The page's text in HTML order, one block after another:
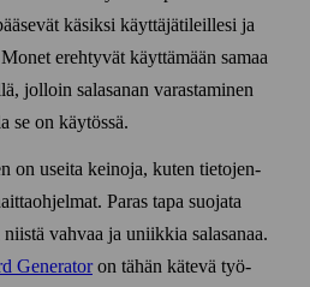
käsiksi käyttäjä­tileillesi ja
erehtyvät käyttämään samaa
jolloin sala­sanan varastaminen
se on käytössä.
on useita keinoja, kuten tietojen­
Paras tapa suojata
vahvaa ja uniikkia sala­sanaa.
Generatoron tähän kätevä työ­